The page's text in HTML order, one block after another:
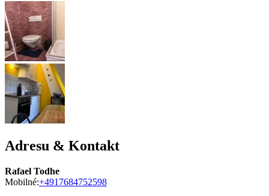
Adresu & Kontakt
Rafael Todhe
Mobilné:+4917684752598